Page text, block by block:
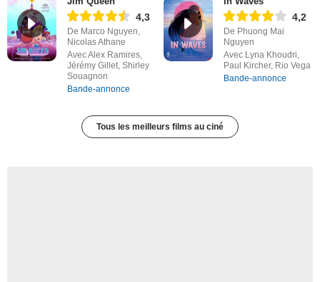
4,3
De Marco Nguyen,
Nicolas Athane
Avec Alex Ramires,
Jérémy Gillet, Shirley
Souagnon
Bande-annonce
4,2
De Phuong Mai
Nguyen
Avec Lyna Khoudri,
Paul Kircher, Rio Vega
Bande-annonce
Tous les meilleurs films au ciné